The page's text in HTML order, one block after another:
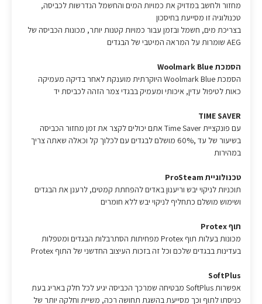
מחזור ולחשב במדויק את כמויות המים והחשמל הנדרשות לכביסה,
טכנולוגיה זו מסייעת בחיסכון
בצריכת מים, חשמל ובזמן עבור כמויות קטנות יותר, מכונות הכביסה של
AEG שומרות על המראה המיטבי של הבגדים
הסמכת Woolmark Blue
הסמכת Woolmark Blue היוקרתית מוענקת לאחר בדיקה מעמיקה
כאות לטיפול עדין, איכותי ומעמיק בבגדי צמר הזהה לכביסת יד
TIME SAVER
עם פונקציית Time Saver אתם יכולים לקצר את זמן מחזור הכביסה
בשיעור של עד ,60% מושלם לבגדים עם לכלוך קל וכאלה שאתה צריך
במהירות
טכנולוגיית ProSteam
תוכניות לניקוי יבש וריענון באדים להפחתת קמטים, לרענן את הבגדים
ושימוש מושלם כתחליף לניקוי יבש ללא חומרים
תוף Protex
מכונות בעלות תוף Protex מפחיתות הסתרבלות הבגדים ומטפלות
בעדינות בבגדים שלכם וכל זה בזכות העיצוב החדשני של התוף Protex
SoftPlus
אפשרות SoftPlus מבטיחה שמרכך הכביסה יגיע לכל חלק באריג בעת
כניסתו לתוף וכך מסייעת בהשגת תחושה רכה, משיית וחלקה יותר של